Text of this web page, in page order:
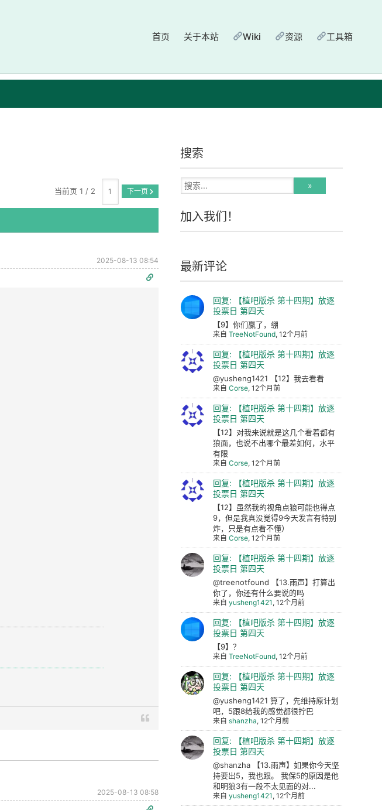
首页 关于本站 Wiki 资源 工具箱
当前页 1 / 2 下一页
2025-08-13 08:54
2025-08-13 08:58
搜索
加入我们！
最新评论
回复: 【植吧版杀 第十四期】放逐
投票日 第四天
【9】你们赢了，绷
来自 TreeNotFound, 12个月前
回复: 【植吧版杀 第十四期】放逐
投票日 第四天
@yusheng1421 【12】我去看看
来自 Corse, 12个月前
回复: 【植吧版杀 第十四期】放逐
投票日 第四天
【12】对我来说就是这几个看着都有
狼面，也说不出哪个最差如何，水平
有限
来自 Corse, 12个月前
回复: 【植吧版杀 第十四期】放逐
投票日 第四天
【12】虽然我的视角点狼可能也得点
9，但是我真没觉得9今天发言有特别
炸，只是有点看不懂）
来自 Corse, 12个月前
回复: 【植吧版杀 第十四期】放逐
投票日 第四天
@treenotfound 【13.雨声】打算出
你了，你还有什么要说的吗
来自 yusheng1421 , 12个月前
回复: 【植吧版杀 第十四期】放逐
投票日 第四天
【9】？
来自 TreeNotFound, 12个月前
回复: 【植吧版杀 第十四期】放逐
投票日 第四天
@yusheng1421 算了，先维持原计划
吧，5跟8给我的感觉都很拧巴
来自 shanzha, 12个月前
回复: 【植吧版杀 第十四期】放逐
投票日 第四天
@shanzha 【13.雨声】如果你今天坚
持要出5，我也跟。 我保5的原因是他
和明狼3有一段不太见面的对...
来自 yusheng1421 , 12个月前